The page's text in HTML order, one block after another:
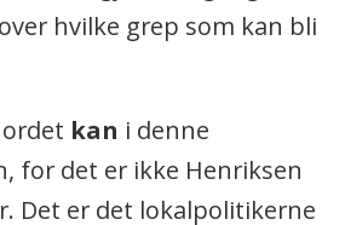
hvilke grep som kan bli
kan i denne
for det er ikke Henriksen
Det er det lokalpolitikerne